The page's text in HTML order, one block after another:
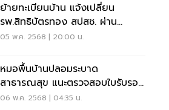
ย้ายทะเบียนบ้าน แจ้งเปลี่ยน
รพ.สิทธิบัตรทอง สปสช. ผ่าน
ออนไลน์
05 พ.ค. 2568 | 20:00 น.
หมอพื้นบ้านปลอมระบาด
สาธารณสุข แนะตรวจสอบใบรับรอง
ก่อนรักษา
06 พ.ค. 2568 | 04:35 น.